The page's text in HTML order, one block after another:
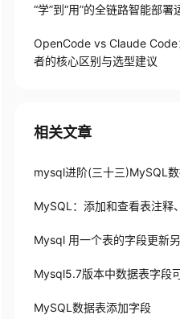
“学”到“用”的全链路智能部署
OpenCode vs Claude Code
者的核心区别与选型建议
相关文章
mysql进阶(三十三)MySQL
MySQL：添加和查看表注释
Mysql 用一个表的字段更新
Mysql5.7版本中数据表字段
MySQL数据表添加字段